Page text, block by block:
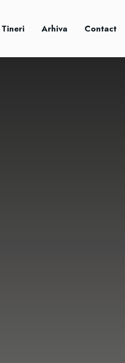
Tineri Arhiva Contact